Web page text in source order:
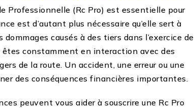
Professionnelle (Rc Pro) est essentielle pour
est d’autant plus nécessaire qu’elle sert à
causés à des tiers dans l’exercice de
constamment en interaction avec des
de la route. Un accident, une erreur ou une
des conséquences financières importantes.
peuvent vous aider à souscrire une Rc Pro